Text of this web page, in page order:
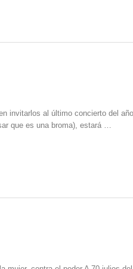
invitarlos al último concierto del
que es una broma), estará …